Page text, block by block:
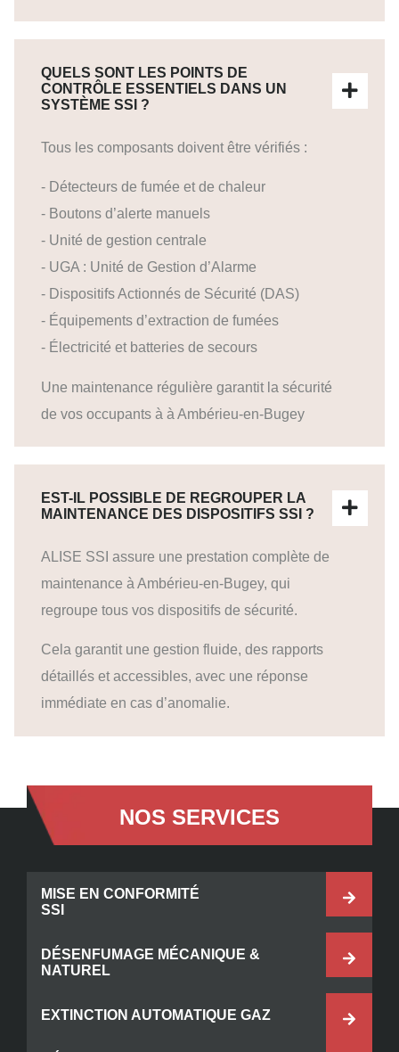
QUELS SONT LES POINTS DE
CONTRÔLE ESSENTIELS DANS UN
SYSTÈME SSI ?
Tous les composants doivent être vérifiés :
- Détecteurs de fumée et de chaleur
- Boutons d’alerte manuels
- Unité de gestion centrale
- UGA : Unité de Gestion d’Alarme
- Dispositifs Actionnés de Sécurité (DAS)
- Équipements d’extraction de fumées
- Électricité et batteries de secours
Une maintenance régulière garantit la sécurité
de vos occupants à à Ambérieu-en-Bugey
EST-IL POSSIBLE DE REGROUPER LA
MAINTENANCE DES DISPOSITIFS SSI ?
ALISE SSI assure une prestation complète de
maintenance à Ambérieu-en-Bugey, qui
regroupe tous vos dispositifs de sécurité.
Cela garantit une gestion fluide, des rapports
détaillés et accessibles, avec une réponse
immédiate en cas d’anomalie.
NOS SERVICES
MISE EN CONFORMITÉ
SSI
DÉSENFUMAGE MÉCANIQUE &
NATUREL
EXTINCTION AUTOMATIQUE GAZ